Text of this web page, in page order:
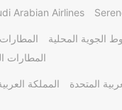
Arabian Airlines
الجوية المحلية
المطارات
المتحدة المملكة